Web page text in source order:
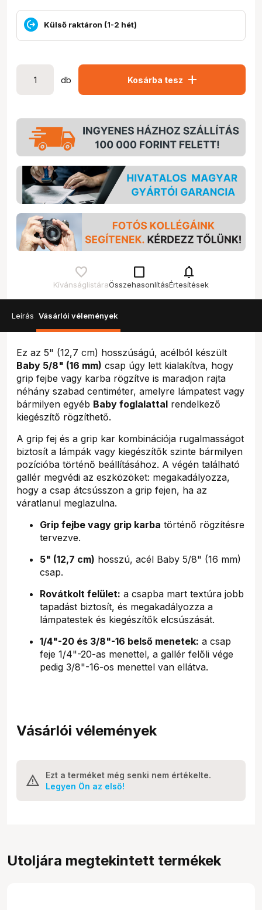
Külső raktáron (1-2 hét)
db Kosárba tesz add
Kívánságlistára
check_box_outline_blank
Összehasonlítás
notifications
Értesítések
Leírás Vásárlói vélemények
Ez az 5" (12,7 cm) hosszúságú, acélból készült
Baby 5/8" (16 mm) csap úgy lett kialakítva, hogy
grip fejbe vagy karba rögzítve is maradjon rajta
néhány szabad centiméter, amelyre lámpatest vagy
bármilyen egyéb Baby foglalattal rendelkező
kiegészítő rögzíthető.
A grip fej és a grip kar kombinációja rugalmasságot
biztosít a lámpák vagy kiegészítők szinte bármilyen
pozícióba történő beállításához. A végén található
gallér megvédi az eszközöket: megakadályozza,
hogy a csap átcsússzon a grip fejen, ha az
váratlanul meglazulna.
Grip fejbe vagy grip karba történő rögzítésre
tervezve.
5" (12,7 cm) hosszú, acél Baby 5/8" (16 mm)
csap.
Rovátkolt felület: a csapba mart textúra jobb
tapadást biztosít, és megakadályozza a
lámpatestek és kiegészítők elcsúszását.
1/4"-20 és 3/8"-16 belső menetek: a csap
feje 1/4"-20-as menettel, a gallér felőli vége
pedig 3/8"-16-os menettel van ellátva.
Vásárlói vélemények
Ezt a terméket még senki nem értékelte.
Legyen Ön az első!
Utoljára megtekintett termékek